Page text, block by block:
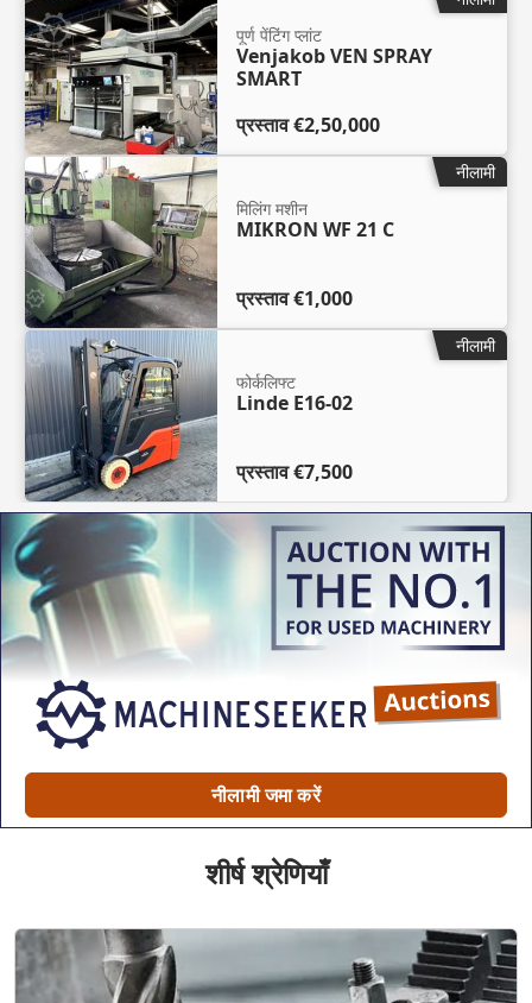
पूर्ण पेंटिंग प्लांट
Venjakob VEN SPRAY
SMART
प्रस्ताव€2,50,000
मिलिंग मशीन
MIKRON WF 21 C
प्रस्ताव€1,000
नीलामी
फोर्कलिफ्ट
Linde E16-02
प्रस्ताव€7,500
नीलामी
नीलामी जमा करें
शीर्ष श्रेणियाँ